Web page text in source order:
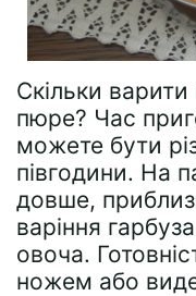
Скільки
пюре? Час
можете бути
півгодини. На
довше,
варіння
овоча.
ножем або